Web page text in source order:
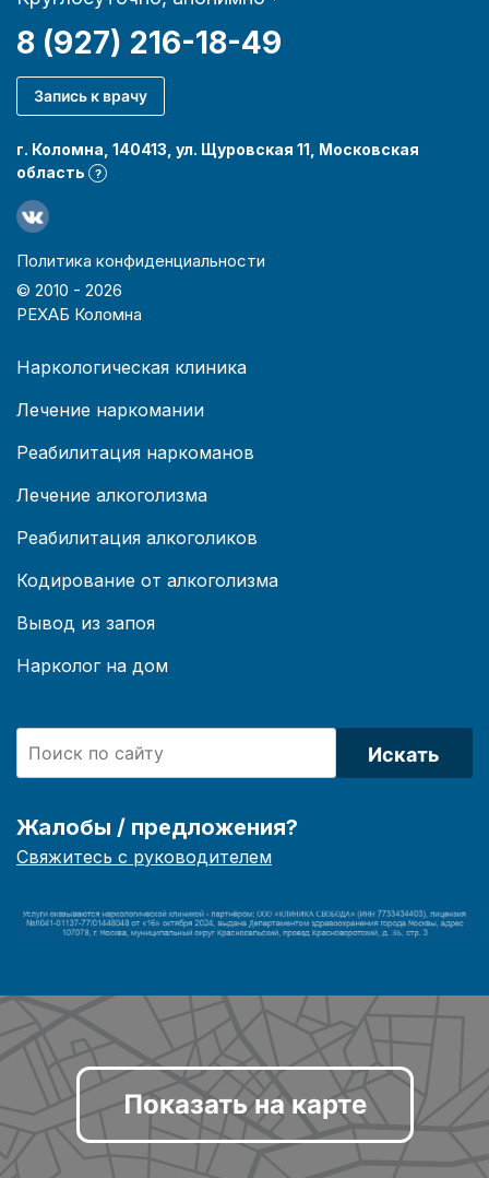
8 (927) 216-18-49
Запись к врачу
г. Коломна, 140413, ул. Щуровская 11, Московская
область
?
Политика конфиденциальности
© 2010 - 2026
РЕХАБ Коломна
Наркологическая клиника
Лечение наркомании
Реабилитация наркоманов
Лечение алкоголизма
Реабилитация алкоголиков
Кодирование от алкоголизма
Вывод из запоя
Нарколог на дом
Искать
Жалобы / предложения?
Свяжитесь с руководителем
Показать на карте